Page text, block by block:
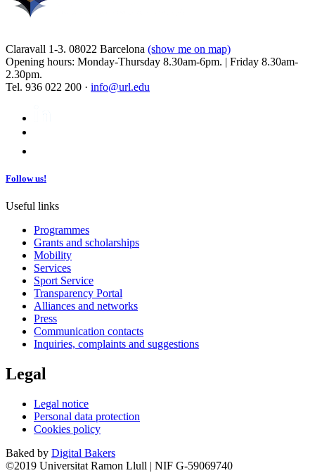
Claravall 1-3. 08022 Barcelona (show me on map)
Opening hours: Monday-Thursday 8.30am-6pm. | Friday 8.30am-
2.30pm.
Tel. 936 022 200 · info@url.edu
Follow us!
Useful links
Programmes
Grants and scholarships
Mobility
Services
Sport Service
Transparency Portal
Alliances and networks
Press
Communication contacts
Inquiries, complaints and suggestions
Legal
Legal notice
Personal data protection
Cookies policy
Baked by Digital Bakers
©2019 Universitat Ramon Llull | NIF G-59069740